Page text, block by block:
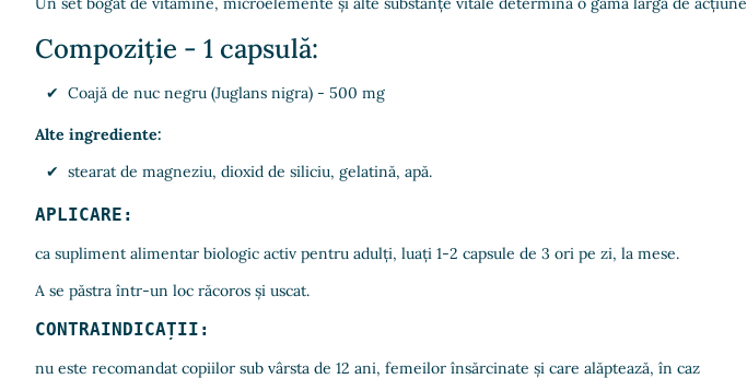
Compoziție - 1 capsulă:
Coajă de nuc negru (Juglans nigra) - 500 mg
Alte ingrediente:
stearat de magneziu, dioxid de siliciu, gelatină, apă.
APLICARE:
ca supliment alimentar biologic activ pentru adulți, luați 1-2 capsule de 3 ori pe zi, la mese.
A se păstra într-un loc răcoros și uscat.
CONTRAINDICAȚII:
nu este recomandat copiilor sub vârsta de 12 ani, femeilor însărcinate și care alăptează, în caz